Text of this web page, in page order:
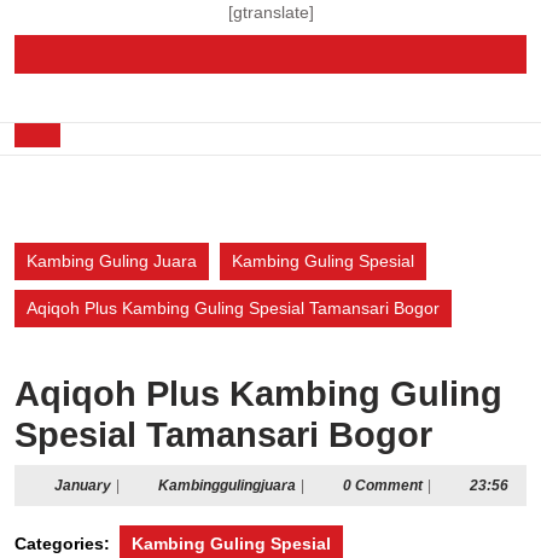
[gtranslate]
Kambing Guling Juara Kambing Guling Spesial
Aqiqoh Plus Kambing Guling Spesial Tamansari Bogor
Aqiqoh Plus Kambing Guling
Spesial Tamansari Bogor
JanuaryJanuaryKambinggulingjuara Kambinggulingjuara
0 Comment 23:56
Categories: Kambing Guling Spesial